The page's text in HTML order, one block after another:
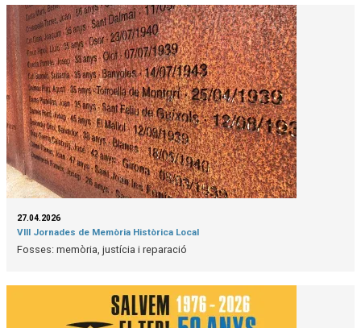
27.04.2026
VIII Jornades de Memòria Històrica Local
Fosses: memòria, justícia i reparació